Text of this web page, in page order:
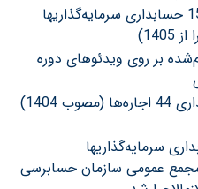
استاندارد حسابداری 15 حسابداری سرمایه‌گذاریها
بر روی ویدئوهای دوره
آموزش کامل استاندارد حسابداری 44 اجاره‌ها (مصوب 1404)
15 حسابداری سرمایه‌گذاریها
از سوی مجمع عمومی سازمان حسابرسی